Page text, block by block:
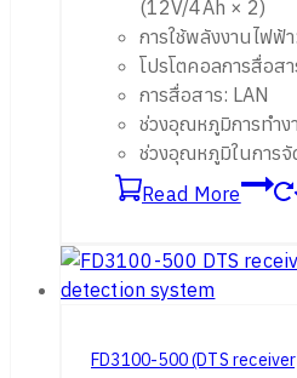
(12V/4Ah × 2)
การใช้พลังงานไฟฟ้
โปรโตคอลการสื่อส
การสื่อสาร: LAN
ช่วงอุณหภูมิการทำ
ช่วงอุณหภูมิในการ
Read More
FD3100-500 (DTS